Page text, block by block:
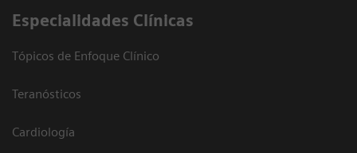
Especialidades Clínicas
Tópicos de Enfoque Clínico
Teranósticos
Cardiología